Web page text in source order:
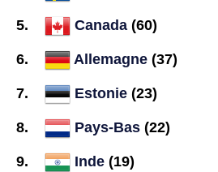
Canada (60)
Allemagne (37)
Estonie (23)
Pays-Bas (22)
Inde (19)